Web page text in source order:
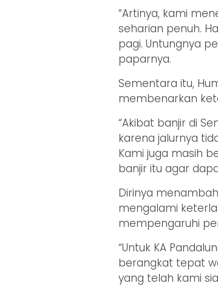
“Artinya, kami
seharian penuh.
pagi. Untungnya
paparnya.
Sementara itu,
membenarkan
“Akibat banjir di
karena jalurnya
Kami juga masih
banjir itu agar
Dirinya
mengalami
mempengaruhi
“Untuk KA
berangkat tepat
yang telah kami